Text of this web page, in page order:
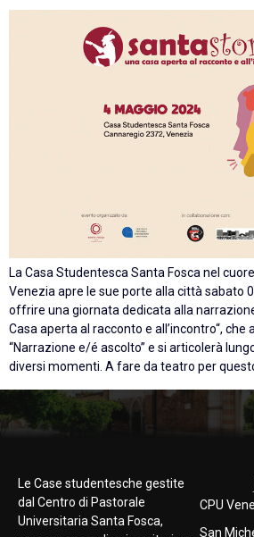
La Casa Studentesca Santa Fosca nel
Venezia apre le sue porte alla città sabato
offrire una giornata dedicata alla
Casa aperta al racconto e all’incontro“, che
“Narrazione e/é ascolto” e si articolerà
diversi momenti. A fare da teatro per
Le Case studentesche gestite
dal Centro di Pastorale
Universitaria Santa Fosca,
CPU
San